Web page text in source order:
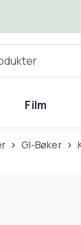
Film
GI-Bøker